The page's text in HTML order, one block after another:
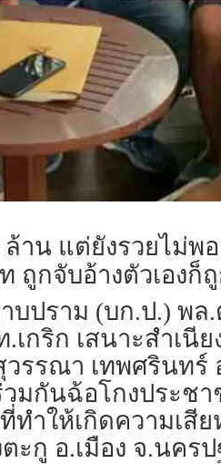
ล้าน แต่ยังรวยไม่
ถูกจับอ้างตัวเองก็
บปราม (บก.ป.) พ
กริก เสนาะสำเนี
รรณา เทพศรินทร์
มกันฉ้อโกงประช
ทำให้เกิดความเ
กู อ.เมือง จ.นครป